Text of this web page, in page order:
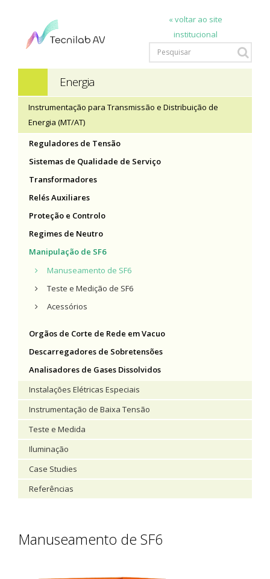
« voltar ao site
institucional
Energia
Instrumentação para Transmissão e Distribuição de
Energia (MT/AT)
Reguladores de Tensão
Sistemas de Qualidade de Serviço
Transformadores
Relés Auxiliares
Proteção e Controlo
Regimes de Neutro
Manipulação de SF6
Manuseamento de SF6
Teste e Medição de SF6
Acessórios
Orgãos de Corte de Rede em Vacuo
Descarregadores de Sobretensões
Analisadores de Gases Dissolvidos
Instalações Elétricas Especiais
Instrumentação de Baixa Tensão
Teste e Medida
Iluminação
Case Studies
Referências
Manuseamento de SF6